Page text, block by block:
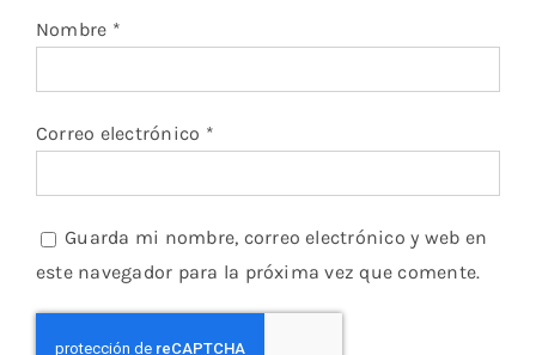
Nombre *
Correo electrónico *
Guarda mi nombre, correo electrónico y web en
este navegador para la próxima vez que comente.